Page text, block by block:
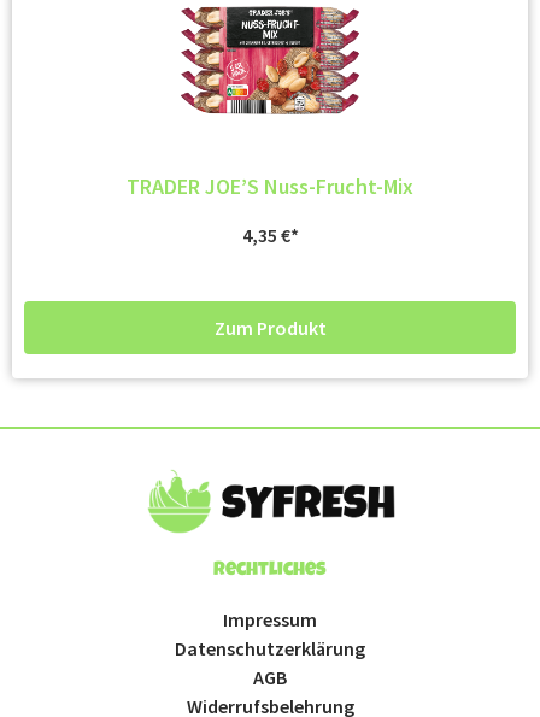
TRADER JOE’S Nuss-Frucht-Mix
4,35 €
Zum Produkt
Rechtliches
Impressum
Datenschutzerklärung
AGB
Widerrufsbelehrung